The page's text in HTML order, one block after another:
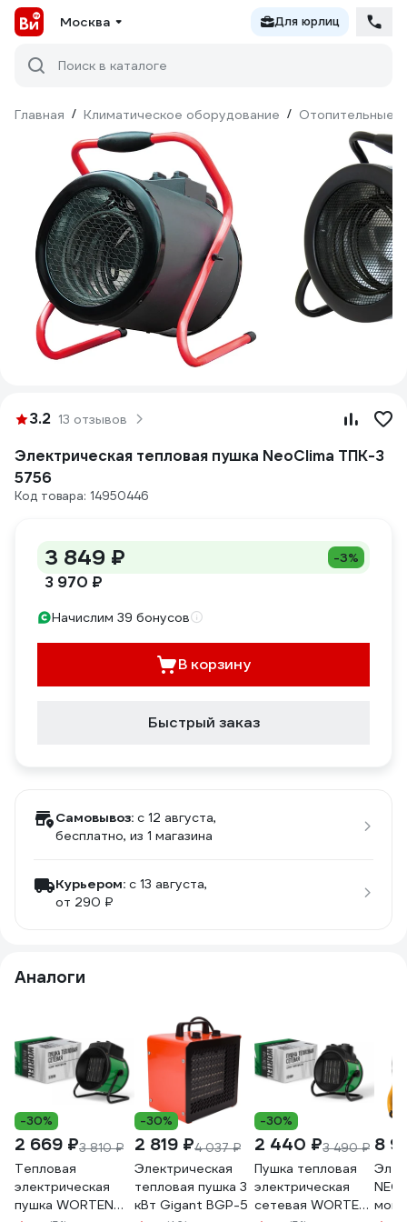
Москва Для юрлиц
Поиск в каталоге
Главная / Климатическое оборудование / Отопительные
3.2 13 отзывов
Электрическая тепловая пушка NeoClima ТПК-3
5756
Код товара: 14950446
3 849 ₽ -3%
3 970 ₽
Начислим 39 бонусов
В корзину
Быстрый заказ
Самовывоз: c 12 августа,
бесплатно, из 1 магазина
Курьером: c 13 августа,
от 290 ₽
Аналоги
-30%
2 669 ₽3 810 ₽
Тепловая
электрическая
пушка WORTEN
-30%
2 819 ₽4 037 ₽
Электрическая
тепловая пушка 3
кВт Gigant BGP-5
-30%
2 440 ₽3 490 ₽
Пушка тепловая
электрическая
сетевая WORTEN
8
NEO